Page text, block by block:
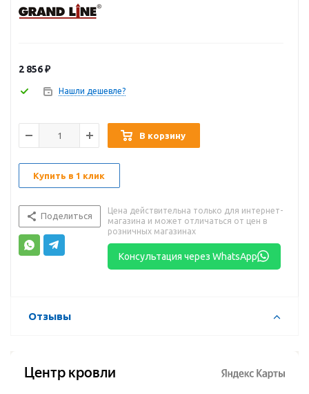
2 856₽
Нашли дешевле?
В корзину
Купить в 1 клик
Поделиться
Цена действительна только для интернет-
магазина и может отличаться от цен в
розничных магазинах
Консультация через WhatsApp
Отзывы